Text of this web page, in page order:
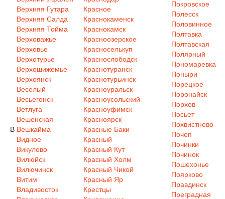
В
Верхняя Гутара
Верхняя Салда
Верхняя Тойма
Верховажье
Верховье
Верхотурье
Верхошижемье
Верхоянск
Веселый
Весьегонск
Ветлуга
Вешенская
Вешкайма
Видное
Викулово
Вилюйск
Вилючинск
Витим
Владивосток
Красное
Краснокаменск
Краснокамск
Красноозерское
Красноселькуп
Краснослободск
Краснотуранск
Краснотурьинск
Красноуральск
Красноусольский
Красноуфимск
Красноярск
Красные Баки
Красный
Красный Кут
Красный Холм
Красный Чикой
Красный Яр
Крестцы
Покровское
Полесск
Половинное
Полтавка
Полтавская
Полярный
Пономаревка
Поныри
Порецкое
Поронайск
Порхов
Посьет
Похвистнево
Почеп
Починки
Починок
Пошехонье
Поярково
Правдинск
Преградная